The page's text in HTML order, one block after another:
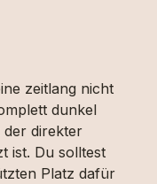
zeitlang nicht
dunkel
der direkter
ist. Du solltest
Platz dafür